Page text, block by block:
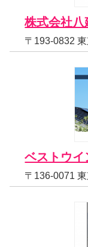
株式会社八
〒193-0832
ベストウ
〒136-0071